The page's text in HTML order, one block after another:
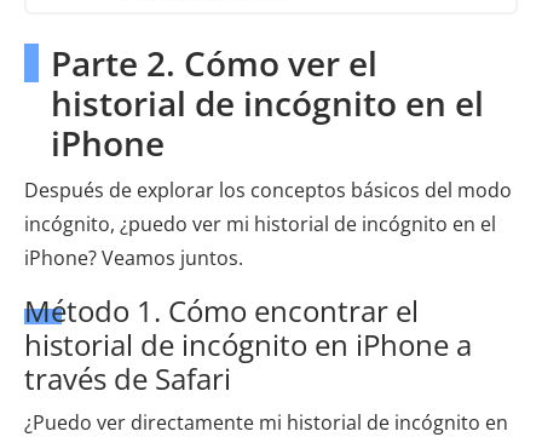
Parte 2. Cómo ver el
historial de incógnito en el
iPhone
Después de explorar los conceptos básicos del modo
incógnito, ¿puedo ver mi historial de incógnito en el
iPhone? Veamos juntos.
Método 1. Cómo encontrar el
historial de incógnito en iPhone a
través de Safari
¿Puedo ver directamente mi historial de incógnito en